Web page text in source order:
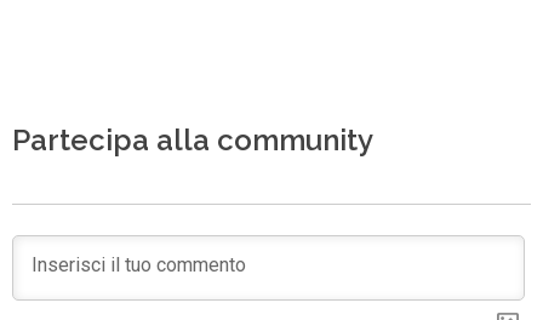
Partecipa alla community